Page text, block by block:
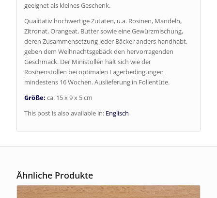
geeignet als kleines Geschenk.
Qualitativ hochwertige Zutaten, u.a. Rosinen, Mandeln,
Zitronat, Orangeat, Butter sowie eine Gewürzmischung,
deren Zusammensetzung jeder Bäcker anders handhabt,
geben dem Weihnachtsgebäck den hervorragenden
Geschmack. Der Ministollen hält sich wie der
Rosinenstollen bei optimalen Lagerbedingungen
mindestens 16 Wochen. Auslieferung in Folientüte.
Größe: ca. 15 x 9 x 5 cm
This post is also available in: Englisch
Ähnliche Produkte